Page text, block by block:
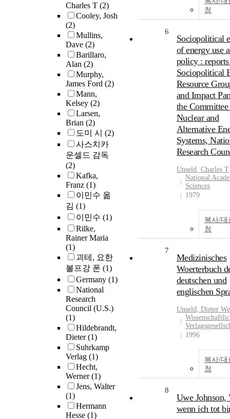
Charles T (2)
Cooley, Josh
(2)
Mullins,
Dave (2)
Barillaro,
Alan (2)
Murphy,
James Ford (2)
Mann,
Kelsey (2)
Larsen,
Brian (2)
도미 시 (2)
사스치카
운셀드 감독
(2)
Kafka,
Franz (1)
이민수 옮
김 (1)
이민수 (1)
Rilke,
Rainer Maria
(1)
괴테, 요한
볼프강 폰 (1)
Germany (1)
National
Research
Council (U.S.)
(1)
Hildebrandt,
Dieter(1)
Suhrkamp
Verlag (1)
Hecht,
Werner(1)
Jens, Walter
(1)
Hermann
Hesse (1)
청
6
Sociopolitical
of energy use
policy :
Sociopolitical
Resource
and Impact
the
Nuclear and
Alternative
Systems,
Research
Unseld, Charles T
National
Sciences
1979
복사/대
청
7
Medizinisches
Woerterbuch
deutschen und
englischen
Unseld, Dieter
1996
복사/대
청
8
Uwe Johnson,
wenn ich tot